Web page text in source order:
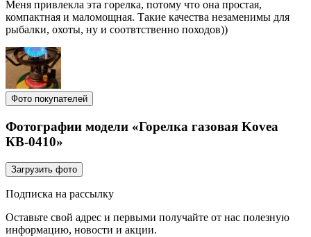
Меня привлекла эта горелка, потому что она простая,
компактная и маломощная. Такие качества незаменимы для
рыбалки, охоты, ну и соотвтственно походов))
Фото покупателей
Фотографии модели «Горелка газовая Kovea
КВ-0410»
Загрузить фото
Подписка на рассылку
Оставьте свой адрес и первыми получайте от нас полезную
информацию, новости и акции.